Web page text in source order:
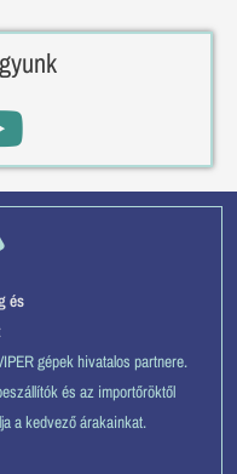
és
gépek hivatalos partnere.
és az importőröktől
a kedvező árakainkat.